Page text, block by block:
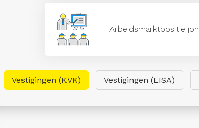
Arbeidsmarktpositie
Vestigingen (KVK) Vestigingen (LISA)